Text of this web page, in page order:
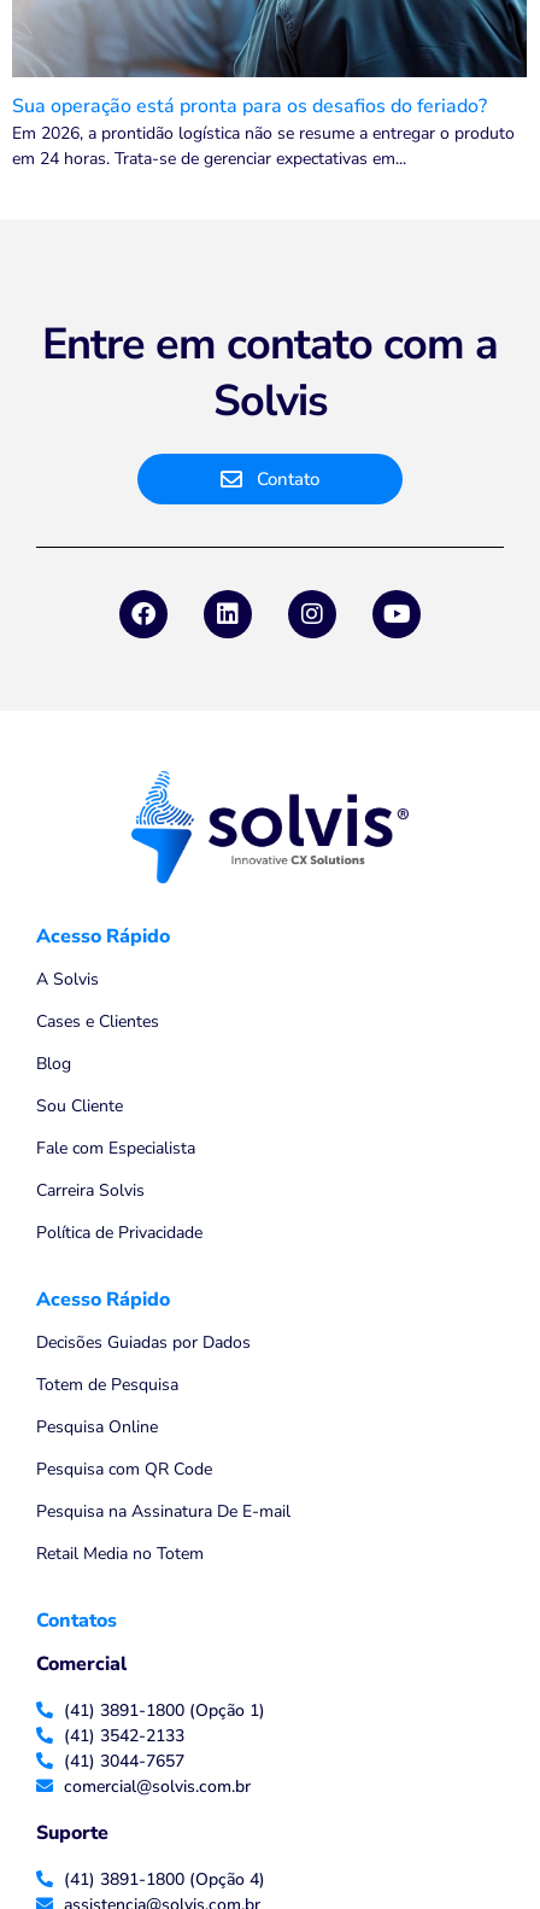
Sua operação está pronta para os desafios do feriado?
Em 2026, a prontidão logística não se resume a entregar o produto
em 24 horas. Trata-se de gerenciar expectativas em...
Entre em contato com a
Solvis
Contato
Acesso Rápido
A Solvis
Cases e Clientes
Blog
Sou Cliente
Fale com Especialista
Carreira Solvis
Política de Privacidade
Acesso Rápido
Decisões Guiadas por Dados
Totem de Pesquisa
Pesquisa Online
Pesquisa com QR Code
Pesquisa na Assinatura De E-mail
Retail Media no Totem
Contatos
Comercial
(41) 3891-1800 (Opção 1)
(41) 3542-2133
(41) 3044-7657
comercial@solvis.com.br
Suporte
(41) 3891-1800 (Opção 4)